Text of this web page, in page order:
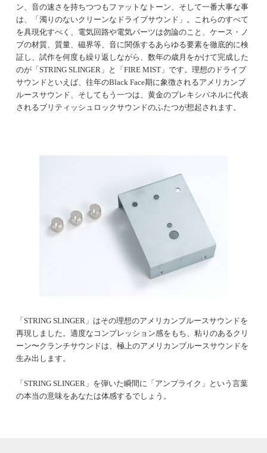
ン、音の速さを持ちつつもファットなトーン、そして一番大事な事
は、「濁りのないクリーンなドライブサウンド」。これらのすべて
を具現化すべく、電気回路や電気パーツは勿論のこと、ケース・ノ
ブの材質、質量、磁界等、音に関係するあらゆる要素を徹底的に検
証し、試作を何度も繰り返しながら、数年の歳月をかけて完成した
のが「STRING SLINGER」と「FIRE MIST」です。理想のドライブ
サウンドといえば、往年のBlack Face期に象徴されるアメリカンブ
ルースサウンド、そしてもう一つは、黄金のプレキシパネルに代表
されるブリティッシュロックサウンドのふたつが想起されます。
「STRING SLINGER」はその理想のアメリカンブルースサウンドを
再現しました。適度なコンプレッション感をもち、粘りのあるクリ
ーン〜クランチサウンドは、極上のアメリカンブルースサウンドを
生み出します。
「STRING SLINGER」を弾いた瞬間に「アンプライク」という言葉
の本当の意味をあなたは体感するでしょう。